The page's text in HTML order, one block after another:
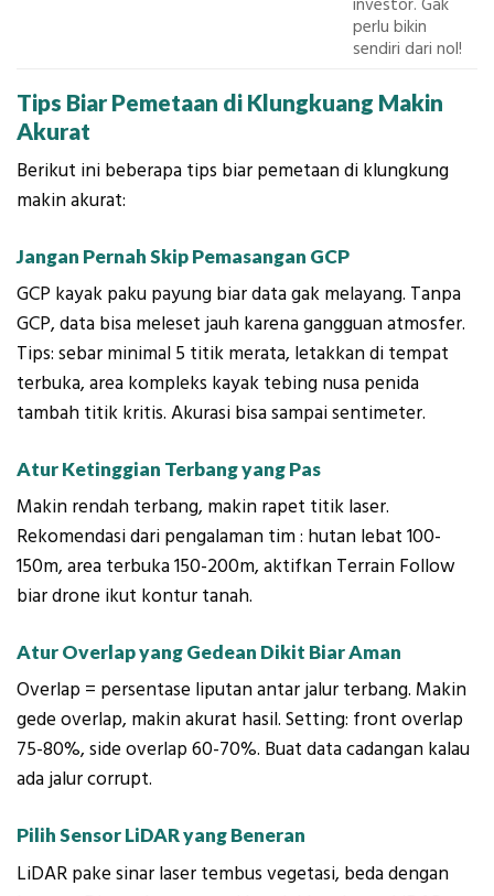
perlu bikin
sendiri dari nol!
Tips Biar Pemetaan di Klungkuang Makin
Akurat
Berikut ini beberapa tips biar pemetaan di klungkung
makin akurat:
Jangan Pernah Skip Pemasangan GCP
GCP kayak paku payung biar data gak melayang. Tanpa
GCP, data bisa meleset jauh karena gangguan atmosfer.
Tips: sebar minimal 5 titik merata, letakkan di tempat
terbuka, area kompleks kayak tebing nusa penida
tambah titik kritis. Akurasi bisa sampai sentimeter.
Atur Ketinggian Terbang yang Pas
Makin rendah terbang, makin rapet titik laser.
Rekomendasi dari pengalaman tim : hutan lebat 100-
150m, area terbuka 150-200m, aktifkan Terrain Follow
biar drone ikut kontur tanah.
Atur Overlap yang Gedean Dikit Biar Aman
Overlap = persentase liputan antar jalur terbang. Makin
gede overlap, makin akurat hasil. Setting: front overlap
75-80%, side overlap 60-70%. Buat data cadangan kalau
ada jalur corrupt.
Pilih Sensor LiDAR yang Beneran
LiDAR pake sinar laser tembus vegetasi, beda dengan